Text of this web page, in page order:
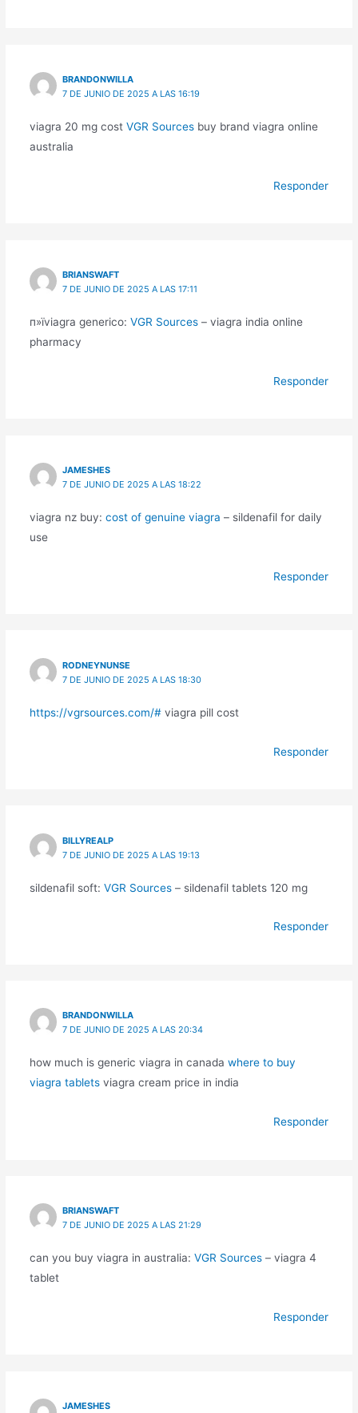
BRANDONWILLA
7 DE JUNIO DE 2025 A LAS 16:19
viagra 20 mg cost VGR Sourcesbuy brand viagra online
australia
Responder
BRIANSWAFT
7 DE JUNIO DE 2025 A LAS 17:11
п»їviagra generico: VGR Sources– viagra india online
pharmacy
Responder
JAMESHES
7 DE JUNIO DE 2025 A LAS 18:22
viagra nz buy: cost of genuine viagra – sildenafil for daily
use
Responder
RODNEYNUNSE
7 DE JUNIO DE 2025 A LAS 18:30
https://vgrsources.com/#viagra pill cost
Responder
BILLYREALP
7 DE JUNIO DE 2025 A LAS 19:13
sildenafil soft: VGR Sources– sildenafil tablets 120 mg
Responder
BRANDONWILLA
7 DE JUNIO DE 2025 A LAS 20:34
how much is generic viagra in canada where to buy
viagra tabletsviagra cream price in india
Responder
BRIANSWAFT
7 DE JUNIO DE 2025 A LAS 21:29
can you buy viagra in australia: VGR Sources– viagra 4
tablet
Responder
JAMESHES